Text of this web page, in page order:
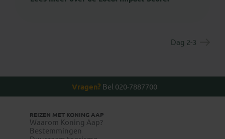
Dag 2-3
Vragen? Bel 020-7887700
REIZEN MET KONING AAP
Waarom Koning Aap?
Bestemmingen